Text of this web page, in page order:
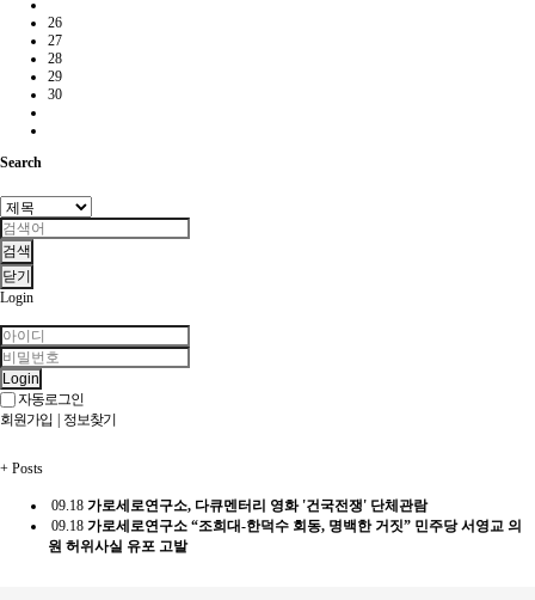
26
27
28
29
30
Search
검색
닫기
Login
Login
자동로그인
회원가입 | 정보찾기
+ Posts
09.18 가로세로연구소, 다큐멘터리 영화 '건국전쟁' 단체관람
09.18 가로세로연구소 “조희대-한덕수 회동, 명백한 거짓” 민주당 서영교 의
원 허위사실 유포 고발